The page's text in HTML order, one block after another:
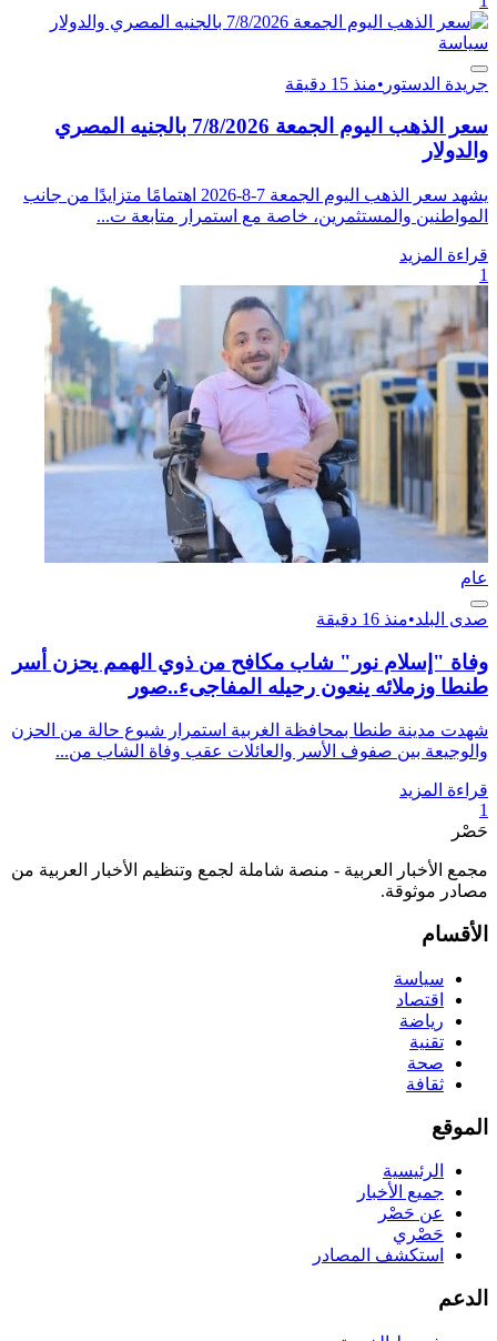
سياسة
جريدة الدستور •منذ 15 دقيقة
سعر الذهب اليوم الجمعة 7/8/2026 بالجنيه المصري
والدولار
يشهد سعر الذهب اليوم الجمعة 7-8-2026 اهتمامًا متزايدًا من جانب
المواطنين والمستثمرين، خاصة مع استمرار متابعة ت...
قراءة المزيد
1
عام
صدى البلد•منذ 16 دقيقة
وفاة "إسلام نور" شاب مكافح من ذوي الهمم يحزن أسر
طنطا وزملائه ينعون رحيله المفاجىء..صور
شهدت مدينة طنطا بمحافظة الغربية استمرار شيوع حالة من الحزن
والوجيعة بين صفوف الأسر والعائلات عقب وفاة الشاب من...
قراءة المزيد
1
حَصْر
مجمع الأخبار العربية - منصة شاملة لجمع وتنظيم الأخبار العربية من
مصادر موثوقة.
الأقسام
سياسة
اقتصاد
رياضة
تقنية
صحة
ثقافة
الموقع
الرئيسية
جميع الأخبار
عن حَصْر
حَصْري
استكشف المصادر
الدعم